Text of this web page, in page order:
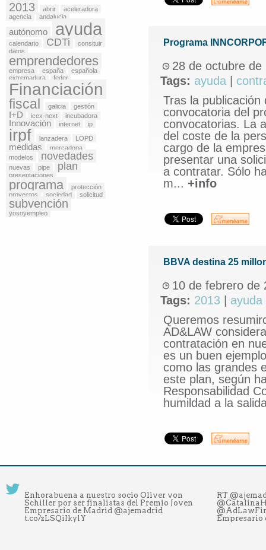
2013 abrir
aceleradora
agencia
andalucia
autónomo ayuda
calendario CDTi
consituir
datos
emprendedores
empresa españa
española
extremadura
feder
Financiación
fiscal galicia gestión
I+D icex-next incubadora
Innovación internet ip
irpf lanzadera LOPD
medidas
mercadona
modelos
novedades
nuevas pipe plan
presentaciones
programa
protección
proyectos
sociedad solicitud
subvención
yosoyempleo
Programa
28 de octubre de
Tags: ayuda
Tras la
convocatoria del
convocatorias. La
del coste de la
cargo de la
presentar una
a contratar. Sólo
m... +info
BBVA destina 25
10 de febrero de
Tags: 2013 ayuda
Queremos
AD&LAW
contratación en
es un buen
como las grandes
este plan, según
Responsabilidad
humildad a la
Enhorabuena a nuestro socio Oliver von
Schiller por ser finalistas del Premio Joven
Empresario de Madrid @ajemadrid
t.co/zLSQiIkylY
RT
Empresario